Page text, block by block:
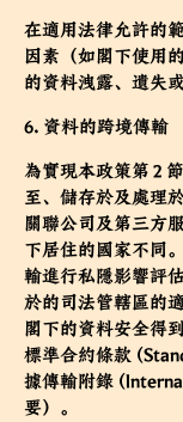
在適用法律允許的
因素（如閣下使用
的資料洩露、遺失
6. 資料的跨境傳輸
為實現本政策第 2
至、儲存於及處理
關聯公司及第三方
下居住的國家不同
輸進行私隱影響評
於的司法管轄區的
閣下的資料安全得
標準合約條款
據傳輸附錄
要）。